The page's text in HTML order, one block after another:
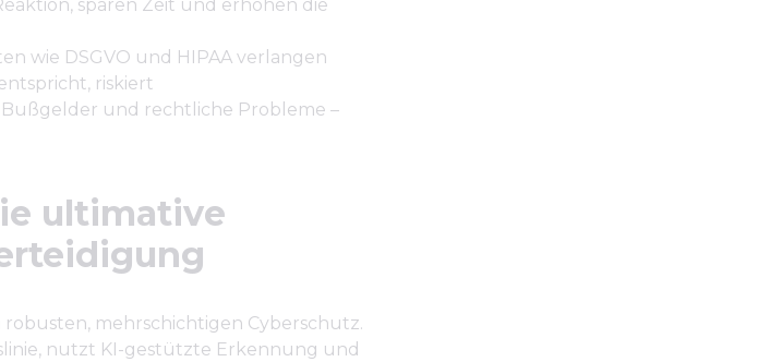
sparen Zeit und erhöhen die
wie DSGVO und HIPAA verlangen
riskiert
und rechtliche Probleme –
ultimative
mehrschichtigen Cyberschutz.
nutzt KI-gestützte Erkennung und